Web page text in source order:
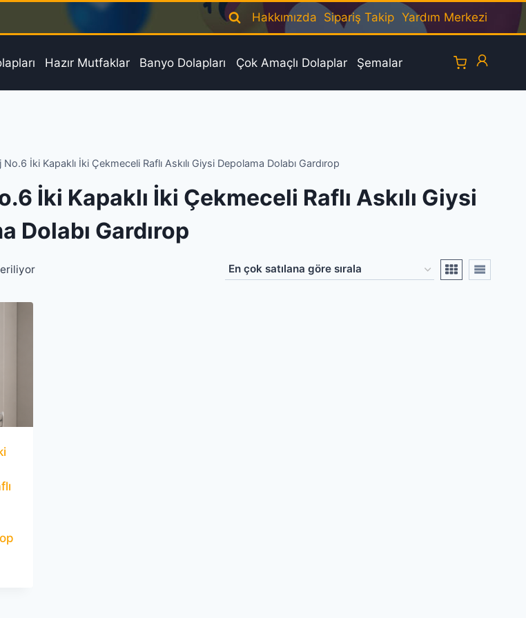
Hakkımızda Sipariş Takip Yardım Merkezi
Hazır Mutfaklar Banyo Dolapları Çok Amaçlı Dolaplar Şemalar
No.6 İki Kapaklı İki Çekmeceli Raflı Askılı Giysi Depolama Dolabı Gardırop
İki Kapaklı İki Çekmeceli Raflı Askılı Giysi
Dolabı Gardırop